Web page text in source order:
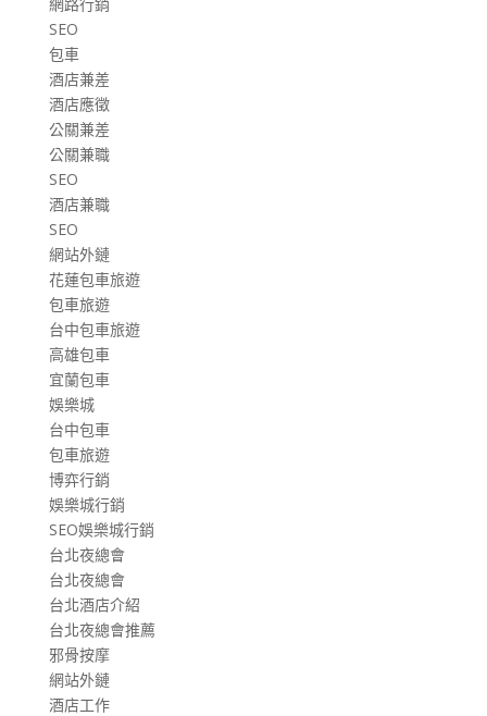
SEO
包車
酒店兼差
酒店應徵
公關兼差
公關兼職
SEO
酒店兼職
SEO
網站外鏈
花蓮包車旅遊
包車旅遊
台中包車旅遊
高雄包車
宜蘭包車
娛樂城
台中包車
包車旅遊
博弈行銷
娛樂城行銷
SEO娛樂城行銷
台北夜總會
台北夜總會
台北酒店介紹
台北夜總會推薦
邪骨按摩
網站外鏈
酒店工作